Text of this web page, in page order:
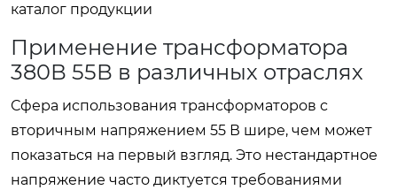
каталог продукции
Применение трансформатора
380В 55В в различных отраслях
Сфера использования трансформаторов с
вторичным напряжением 55 В шире, чем может
показаться на первый взгляд. Это нестандартное
напряжение часто диктуется требованиями